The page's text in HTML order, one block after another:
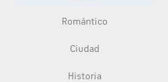
Romántico
Ciudad
Historia